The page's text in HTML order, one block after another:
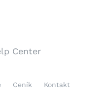
Ceník Kontakt